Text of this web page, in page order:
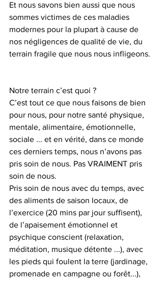
Et nous savons bien aussi que nous
sommes victimes de ces maladies
modernes pour la plupart à cause de
nos négligences de qualité de vie, du
terrain fragile que nous nous infligeons.
Notre terrain c’est quoi ?
C’est tout ce que nous faisons de bien
pour nous, pour notre santé physique,
mentale, alimentaire, émotionnelle,
sociale ... et en vérité, dans ce monde
ces derniers temps, nous n’avons pas
pris soin de nous. Pas VRAIMENT pris
soin de nous.
Pris soin de nous avec du temps, avec
des aliments de saison locaux, de
l’exercice (20 mins par jour suffisent),
de l’apaisement émotionnel et
psychique conscient (relaxation,
méditation, musique détente ...), avec
les pieds qui foulent la terre (jardinage,
promenade en campagne ou forêt...),